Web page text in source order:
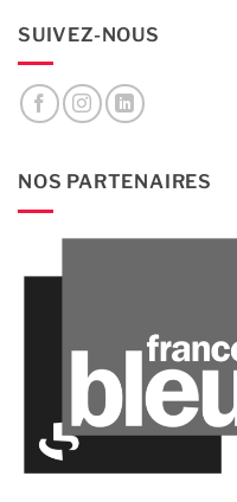
SUIVEZ-NOUS
NOS PARTENAIRES